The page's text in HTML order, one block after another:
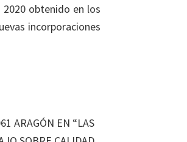
obtenido en los
incorporaciones
ARAGÓN EN “LAS